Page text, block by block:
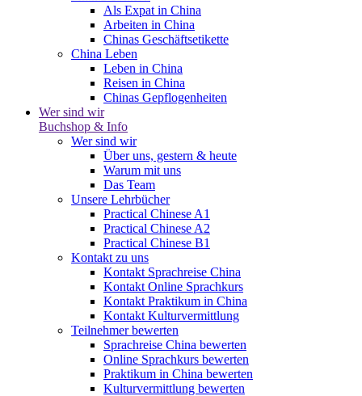
Als Expat in China
Arbeiten in China
Chinas Geschäftsetikette
China Leben
Leben in China
Reisen in China
Chinas Gepflogenheiten
Wer sind wir
Buchshop & Info
Wer sind wir
Über uns, gestern & heute
Warum mit uns
Das Team
Unsere Lehrbücher
Practical Chinese A1
Practical Chinese A2
Practical Chinese B1
Kontakt zu uns
Kontakt Sprachreise China
Kontakt Online Sprachkurs
Kontakt Praktikum in China
Kontakt Kulturvermittlung
Teilnehmer bewerten
Sprachreise China bewerten
Online Sprachkurs bewerten
Praktikum in China bewerten
Kulturvermittlung bewerten